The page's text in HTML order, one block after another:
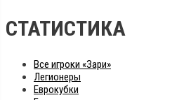
СТАТИСТИКА
Все игроки «Зари»
Легионеры
Еврокубки